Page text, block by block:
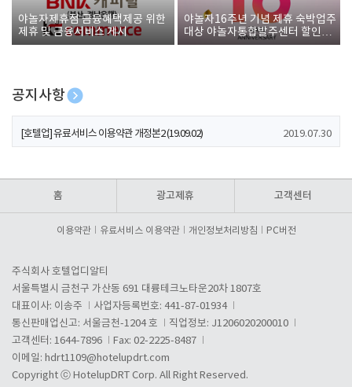
야놀자제휴점 금융혜택제공 위한
제휴 및 금융서비스 게시
야놀자16주년 기념 제휴 숙박업주
대상 야놀자통합발주센터 할인쿠
폰 증정
공지사항
[호텔업] 개인정보 처리방침 개정본1 (19.09.02)
[호텔업] 유료서비스 이용약관 개정본2 (19.09.02) 2019.07.30
홈 광고제휴 고객센터
이용약관 유료서비스 이용약관 개인정보처리방침 PC버전
주식회사 호텔업디알티
서울특별시 금천구 가산동 691 대륭테크노타운20차 1807호
대표이사: 이송주
사업자등록번호: 441-87-01934
통신판매업신고: 서울금천-1204 호
직업정보: J1206020200010
고객센터: 1644-7896
Fax: 02-2225-8487
이메일: hdrt1109@hotelupdrt.com
Copyright ⓒ HotelupDRT Corp. All Right Reserved.